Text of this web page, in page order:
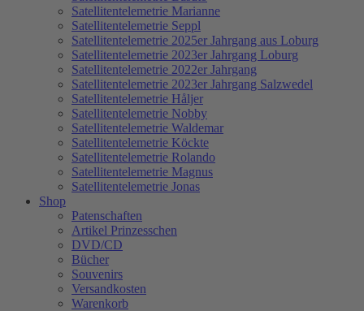
Satellitentelemetrie Marianne
Satellitentelemetrie Seppl
Satellitentelemetrie 2025er Jahrgang aus Loburg
Satellitentelemetrie 2023er Jahrgang Loburg
Satellitentelemetrie 2022er Jahrgang
Satellitentelemetrie 2023er Jahrgang Salzwedel
Satellitentelemetrie Håljer
Satellitentelemetrie Nobby
Satellitentelemetrie Waldemar
Satellitentelemetrie Köckte
Satellitentelemetrie Rolando
Satellitentelemetrie Magnus
Satellitentelemetrie Jonas
Shop
Patenschaften
Artikel Prinzesschen
DVD/CD
Bücher
Souvenirs
Versandkosten
Warenkorb